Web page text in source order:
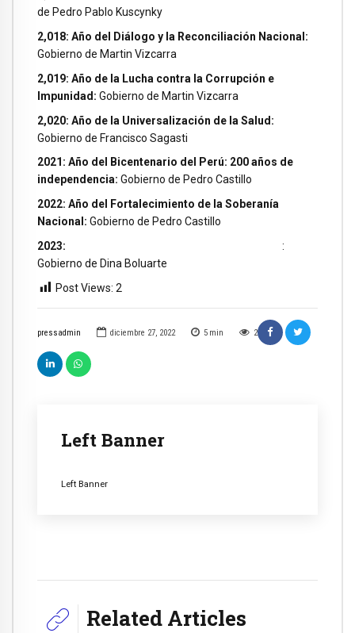
pressadmin diciembre 27, 2022 5 min 2
Left Banner
Left Banner
de Pedro Pablo Kuscynky
2,018: Año del Diálogo y la Reconciliación Nacional:
Gobierno de Martin Vizcarra
2,019: Año de la Lucha contra la Corrupción e
Impunidad: Gobierno de Martin Vizcarra
2,020: Año de la Universalización de la Salud:
Gobierno de Francisco Sagasti
2021: Año del Bicentenario del Perú: 200 años de
independencia: Gobierno de Pedro Castillo
2022: Año del Fortalecimiento de la Soberanía
Nacional: Gobierno de Pedro Castillo
2023: :
Gobierno de Dina Boluarte
Post Views: 2
Related Articles